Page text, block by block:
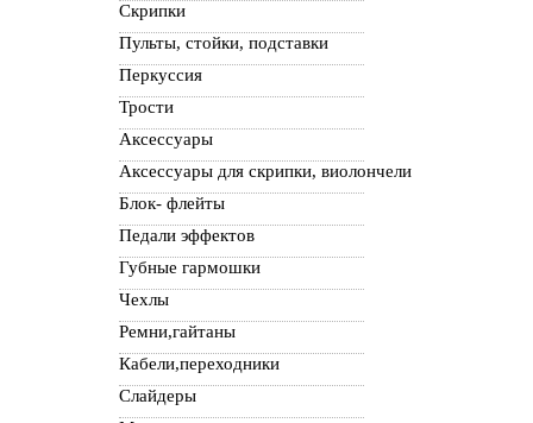
Скрипки
Пульты, стойки, подставки
Перкуссия
Трости
Аксессуары
Аксессуары для скрипки, виолончели
Блок- флейты
Педали эффектов
Губные гармошки
Чехлы
Ремни,гайтаны
Кабели,переходники
Слайдеры